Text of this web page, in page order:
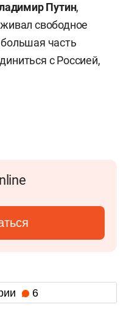
Путин,
свободное
часть
с Россией,
6